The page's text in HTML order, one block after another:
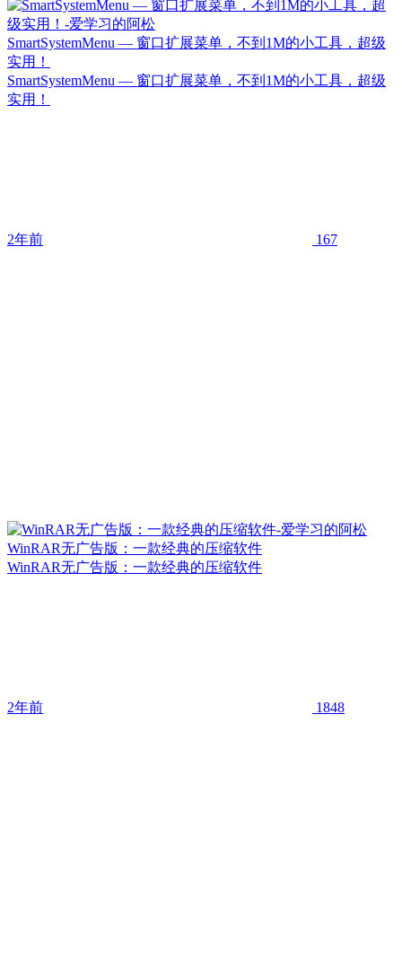
SmartSystemMenu — 窗口扩展菜单，不到1M的小工具，超级
实用！
SmartSystemMenu — 窗口扩展菜单，不到1M的小工具，超级
实用！
2年前 167
WinRAR无广告版：一款经典的压缩软件
WinRAR无广告版：一款经典的压缩软件
2年前 1848